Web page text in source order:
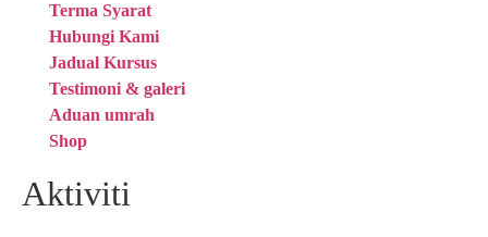
Terma Syarat
Hubungi Kami
Jadual Kursus
Testimoni & galeri
Aduan umrah
Shop
Aktiviti